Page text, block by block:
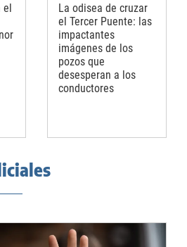
el
La odisea de cruzar
el Tercer Puente: las
impactantes
imágenes de los
pozos que
desesperan a los
conductores